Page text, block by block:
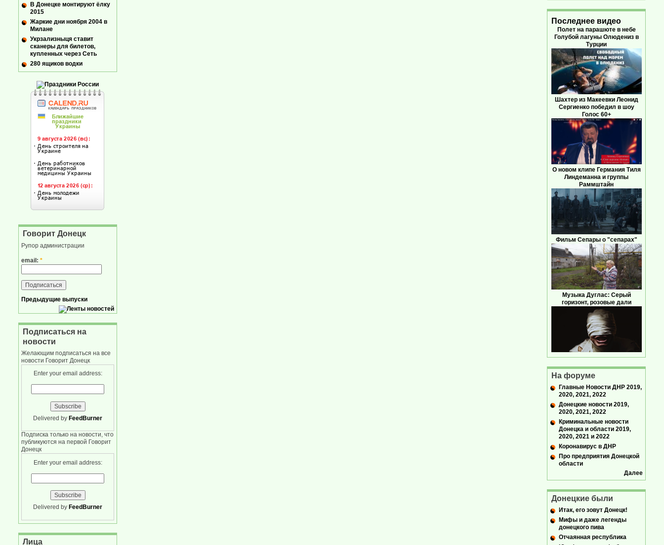
В Донецке монтируют ёлку
2015
Жаркие дни ноября 2004 в
Милане
Укрзализныця ставит
сканеры для билетов,
купленных через Сеть
280 ящиков водки
Говорит Донецк
Рупор администрации
email: *
Предыдущие выпуски
Подписаться на
новости
Желающим подписаться на все
новости Говорит Донецк
Enter your email address:
Delivered by FeedBurner
Подписка только на новости, что
публикуются на первой Говорит
Донецк
Enter your email address:
Delivered by FeedBurner
Лица
Последнее видео
Полет на парашюте в небе
Голубой лагуны Олюдениз в
Турции
Шахтер из Макеевки Леонид
Сергиенко победил в шоу
Голос 60+
О новом клипе Германия Тиля
Линдеманна и группы
Раммштайн
Фильм Сепары о "сепарах"
Музыка Дуглас: Серый
горизонт, розовые дали
На форуме
Главные Новости ДНР 2019,
2020, 2021, 2022
Донецкие новости 2019,
2020, 2021, 2022
Криминальные новости
Донецка и области 2019,
2020, 2021 и 2022
Коронавирус в ДНР
Про предприятия Донецкой
области
Далее
Донецкие были
Итак, его зовут Донецк!
Мифы и даже легенды
донецкого пива
Отчаянная республика